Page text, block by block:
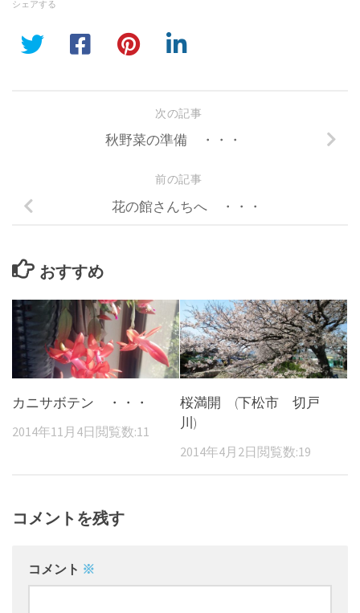
シェアする
次の記事
秋野菜の準備 ・・・
前の記事
花の館さんちへ ・・・
おすすめ
カニサボテン ・・・
2014年11月4日 閲覧数:11
桜満開 (下松市 切戸
川)
2014年4月2日 閲覧数:19
コメントを残す
コメント ※